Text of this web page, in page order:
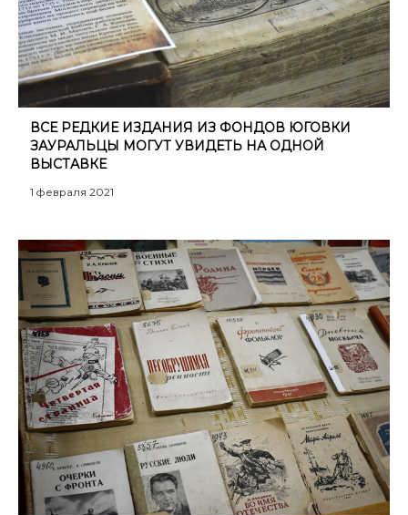
ВСЕ РЕДКИЕ ИЗДАНИЯ ИЗ ФОНДОВ ЮГОВКИ
ЗАУРАЛЬЦЫ МОГУТ УВИДЕТЬ НА ОДНОЙ
ВЫСТАВКЕ
1 февраля 2021